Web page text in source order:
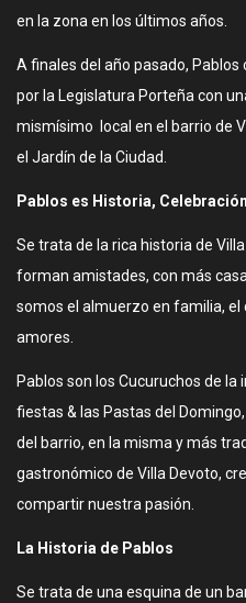
en la zona en los últimos años.
A finales del año pasado,
por la Legislatura Porteña con
mismísimo local en el barrio de
el Jardín de la Ciudad.
Pablos es Historia,
Se trata de la rica historia de
forman amistades, con más
somos el almuerzo en familia, el
amores.
Pablos son los Cucuruchos de la
fiestas & las Pastas del
del barrio, en la misma y más
gastronómico de Villa Devoto,
compartir nuestra pasión.
La Historia de Pablos
Se trata de una esquina de un